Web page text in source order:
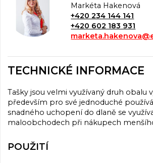
Markéta Hakenová
+420 234 144 141
+420 602 183 931
TECHNICKÉ INFORMACE
Tašky jsou velmi využívaný druh obalu
především pro své jednoduché
snadného uchopení do dlaně se
maloobchodech při nákupech
POUŽITÍ